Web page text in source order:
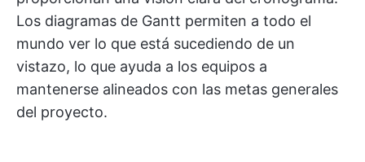
Los diagramas de Gantt permiten a todo el
mundo ver lo que está sucediendo de un
vistazo, lo que ayuda a los equipos a
mantenerse alineados con las metas generales
del proyecto.